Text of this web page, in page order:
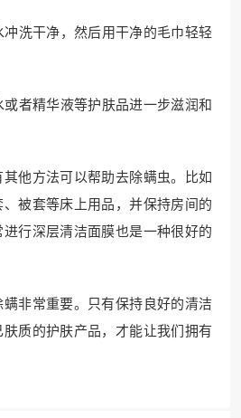
洗干净，然后用干净的毛巾轻轻
者精华液等护肤品进一步滋润和
他方法可以帮助去除螨虫。比如
被套等床上用品，并保持房间的
行深层清洁面膜也是一种很好的
非常重要。只有保持良好的清洁
质的护肤产品，才能让我们拥有